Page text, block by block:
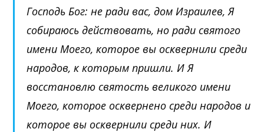
Господь Бог: не ради вас, дом Израилев, Я
собираюсь действовать, но ради святого
имени Моего, которое вы осквернили среди
народов, к которым пришли. И Я
восстановлю святость великого имени
Моего, которое осквернено среди народов и
которое вы осквернили среди них. И